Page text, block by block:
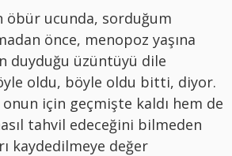
öbür ucunda, sorduğum
önce, menopoz yaşına
duyduğu üzüntüyü dile
oldu, böyle oldu bitti, diyor.
için geçmişte kaldı hem de
tahvil edeceğini bilmeden
kaydedilmeye değer